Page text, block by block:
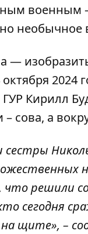
военным
—
2024
ГУР Кирилл
– сова, а
сестры
что решили
сегодня
на щите», –